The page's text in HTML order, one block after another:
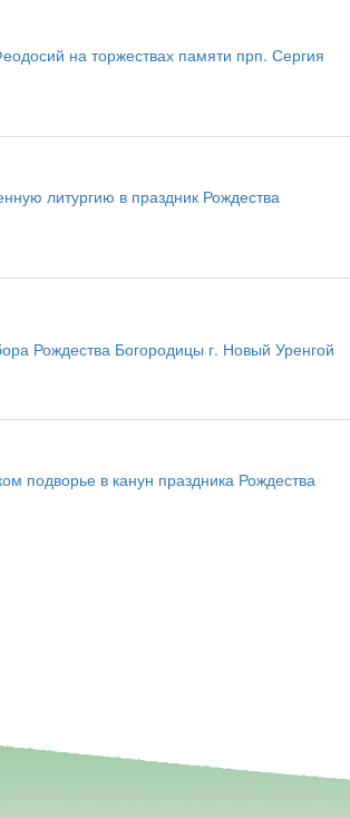
на торжествах памяти прп. Сергия
литургию в праздник Рождества
Рождества Богородицы г. Новый Уренгой
подворье в канун праздника Рождества